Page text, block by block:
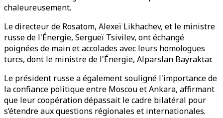
chaleureusement.
Le directeur de Rosatom, Alexeï Likhachev, et le ministre
russe de l'Énergie, Sergueï Tsivilev, ont échangé
poignées de main et accolades avec leurs homologues
turcs, dont le ministre de l'Énergie, Alparslan Bayraktar.
Le président russe a également souligné l'importance de
la confiance politique entre Moscou et Ankara, affirmant
que leur coopération dépassait le cadre bilatéral pour
s’étendre aux questions régionales et internationales.